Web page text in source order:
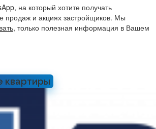
на который хотите получать
продаж и акциях застройщиков. Мы
, только полезная информация в Вашем
квартиры